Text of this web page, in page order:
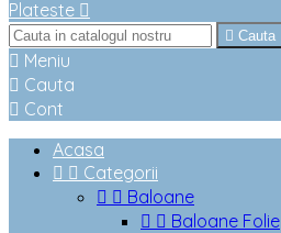
Plateste 
 Cauta
 Meniu
 Cauta
 Cont
Acasa
  Categorii
  Baloane
  Baloane Folie